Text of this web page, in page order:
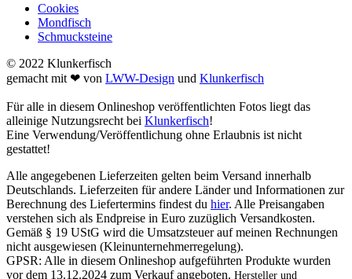
Cookies
Mondfisch
Schmucksteine
© 2022 Klunkerfisch
gemacht mit ❤ von LWW-Design und Klunkerfisch
Für alle in diesem Onlineshop veröffentlichten Fotos liegt das
alleinige Nutzungsrecht bei Klunkerfisch!
Eine Verwendung/Veröffentlichung ohne Erlaubnis ist nicht
gestattet!
Alle angegebenen Lieferzeiten gelten beim Versand innerhalb
Deutschlands. Lieferzeiten für andere Länder und Informationen zur
Berechnung des Liefertermins findest du hier. Alle Preisangaben
verstehen sich als Endpreise in Euro zuzüglich Versandkosten.
Gemäß § 19 UStG wird die Umsatzsteuer auf meinen Rechnungen
nicht ausgewiesen (Kleinunternehmerregelung).
GPSR: Alle in diesem Onlineshop aufgeführten Produkte wurden
vor dem 13.12.2024 zum Verkauf angeboten. Hersteller und